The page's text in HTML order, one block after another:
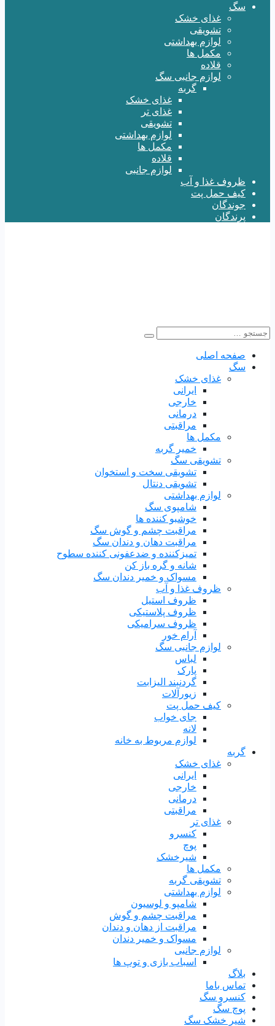
سگ
غذای خشک
تشویقی
لوازم بهداشتی
مکمل ها
قلاده
لوازم جانبی سگ
گربه
غذای خشک
غذای تر
تشویقی
لوازم بهداشتی
مکمل ها
قلاده
لوازم جانبی
ظروف غذا و آب
کیف حمل پت
جوندگان
پرندگان
صفحه اصلی
سگ
غذای خشک
ایرانی
خارجی
درمانی
مراقبتی
مکمل ها
خمیر گربه
تشویقی سگ
تشویقی سخت و استخوان
تشویقی دنتال
لوازم بهداشتی
شامپوی سگ
خوشبو کننده ها
مراقبت چشم و گوش سگ
مراقبت دهان و دندان سگ
تمیزکننده و ضدعفونی کننده سطوح
شانه و گره باز کن
مسواک و خمیر دندان سگ
ظروف غذا و آب
ظروف استیل
ظروف پلاستیکی
ظروف سرامیکی
آرام خور
لوازم جانبی سگ
لباس
پارک
گردنبند الیزابت
زیورآلات
کیف حمل پت
جای خواب
لانه
لوازم مربوط به خانه
گربه
غذای خشک
ایرانی
خارجی
درمانی
مراقبتی
غذای تر
کنسرو
پوچ
شیرخشک
مکمل ها
تشویقی گربه
لوازم بهداشتی
شامپو و لوسیون
مراقبت چشم و گوش
مراقبت از دهان و دندان
مسواک و خمیر دندان
لوازم جانبی
اسباب بازی و توپ ها
بلاگ
تماس باما
کنسرو سگ
پوچ سگ
شیر خشک سگ